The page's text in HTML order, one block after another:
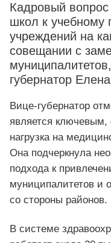
Кадровый вопрос
школ к учебному
учреждений на
совещании с
губернатор
Вице-губернатор
является ключевым,
нагрузка на
Она подчеркнула
подхода к
муниципалитетов и
со стороны районов.
В системе